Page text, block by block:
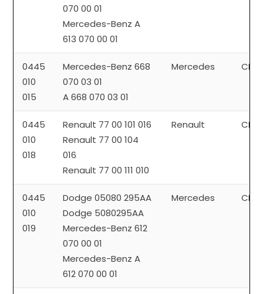
070 00 01
Mercedes-Benz A
613 070 00 01
0445
010
015
Mercedes-Benz 668
070 03 01
A 668 070 03 01
Mercedes CP1
0445
010
018
Renault 77 00 101 016
Renault 77 00 104
016
Renault 77 00 111 010
Renault CP1
0445
010
019
Dodge 05080 295AA
Dodge 5080295AA
Mercedes-Benz 612
070 00 01
Mercedes-Benz A
612 070 00 01
Mercedes CP1